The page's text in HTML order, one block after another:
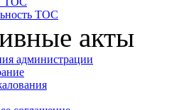
ТОС
акты
администрации